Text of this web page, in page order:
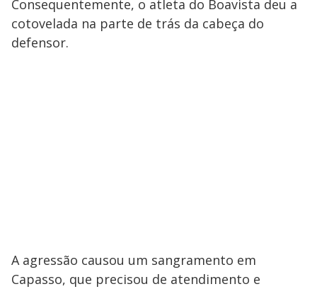
Consequentemente, o atleta do Boavista deu a
cotovelada na parte de trás da cabeça do
defensor.
A agressão causou um sangramento em
Capasso, que precisou de atendimento e